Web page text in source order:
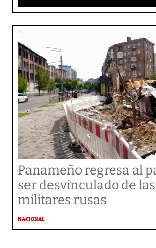
Panameño regresa al
ser desvinculado de
militares rusas
NACIONAL